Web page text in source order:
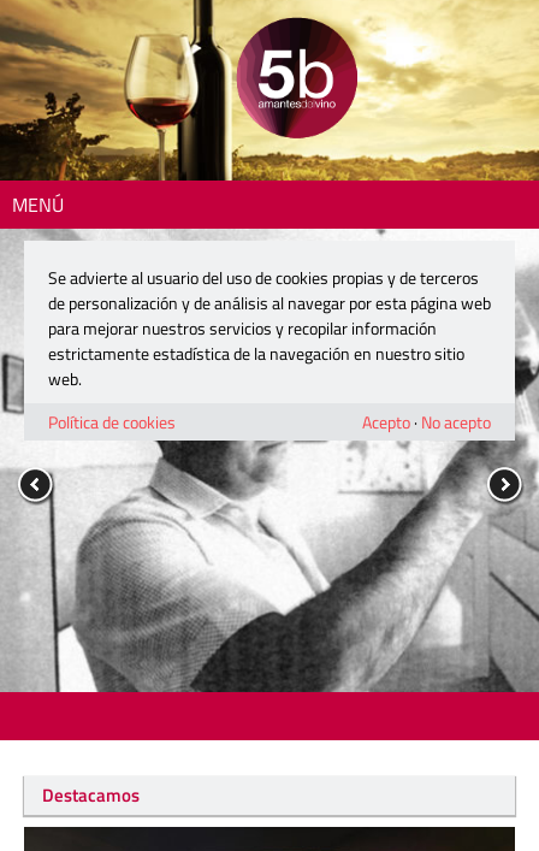
MENÚ
Destacamos
Se advierte al usuario del uso de cookies propias y de terceros
de personalización y de análisis al navegar por esta página web
para mejorar nuestros servicios y recopilar información
estrictamente estadística de la navegación en nuestro sitio
web.
Política de cookies
Acepto· No acepto